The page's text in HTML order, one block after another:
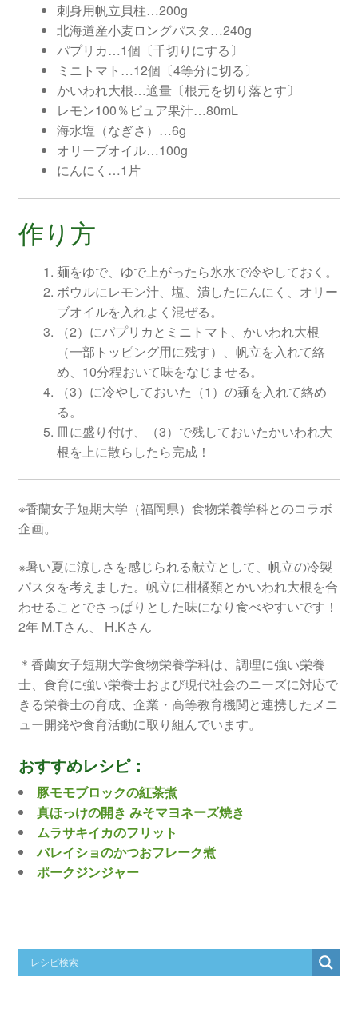
刺身用帆立貝柱…200g
北海道産小麦ロングパスタ…240g
パプリカ…1個〔千切りにする〕
ミニトマト…12個〔4等分に切る〕
かいわれ大根…適量〔根元を切り落とす〕
レモン100％ピュア果汁…80mL
海水塩（なぎさ）…6g
オリーブオイル…100g
にんにく…1片
作り方
麺をゆで、ゆで上がったら氷水で冷やしておく。
ボウルにレモン汁、塩、潰したにんにく、オリー
ブオイルを入れよく混ぜる。
（2）にパプリカとミニトマト、かいわれ大根
（一部トッピング用に残す）、帆立を入れて絡
め、10分程おいて味をなじませる。
（3）に冷やしておいた（1）の麺を入れて絡め
る。
皿に盛り付け、（3）で残しておいたかいわれ大
根を上に散らしたら完成！
※香蘭女子短期大学（福岡県）食物栄養学科とのコラボ
企画。
※暑い夏に涼しさを感じられる献立として、帆立の冷製
パスタを考えました。帆立に柑橘類とかいわれ大根を合
わせることでさっぱりとした味になり食べやすいです！
2年 M.Tさん、 H.Kさん
＊香蘭女子短期大学食物栄養学科は、調理に強い栄養
士、食育に強い栄養士および現代社会のニーズに対応で
きる栄養士の育成、企業・高等教育機関と連携したメニ
ュー開発や食育活動に取り組んでいます。
おすすめレシピ：
豚モモブロックの紅茶煮
真ほっけの開き みそマヨネーズ焼き
ムラサキイカのフリット
バレイショのかつおフレーク煮
ポークジンジャー